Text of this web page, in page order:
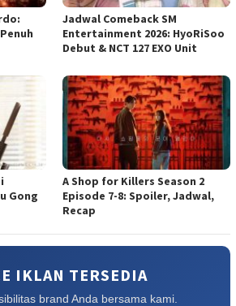
Jadwal Comeback SM
Entertainment 2026: HyoRiSoo
Debut & NCT 127 EXO Unit
Gong
A Shop for Killers Season 2
Episode 7-8: Spoiler, Jadwal,
Recap
IKLAN TERSEDIA
brand Anda bersama kami.